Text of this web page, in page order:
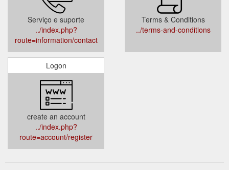
Serviço e suporte
../index.php?
route=information/contact
Terms & Conditions
../terms-and-conditions
Logon
create an account
../index.php?
route=account/register